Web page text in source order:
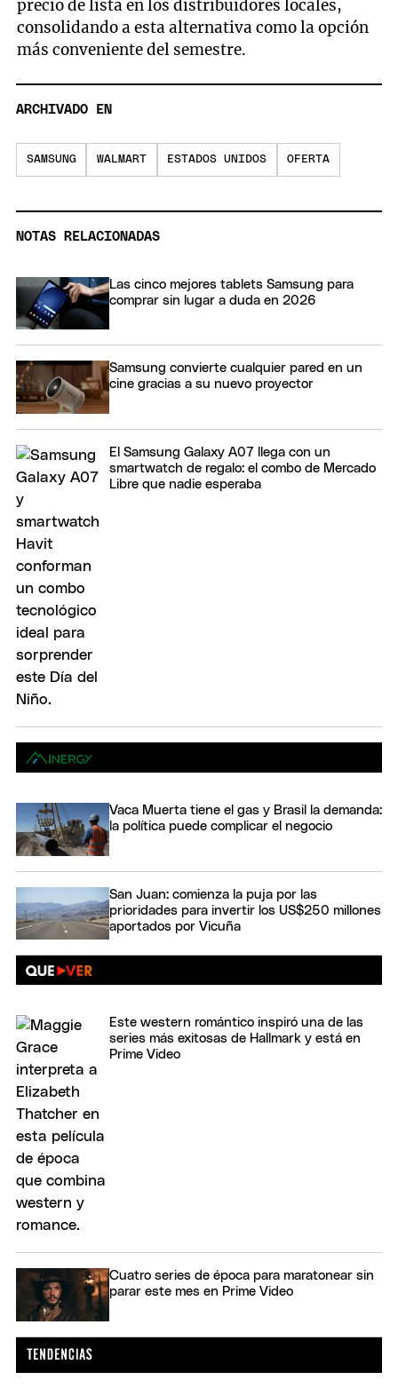
precio de lista en los distribuidores locales,
consolidando a esta alternativa como la opción
más conveniente del semestre.
ARCHIVADO EN
SAMSUNG WALMART ESTADOS UNIDOS OFERTA
NOTAS RELACIONADAS
Las cinco mejores tablets Samsung para
comprar sin lugar a duda en 2026
Samsung convierte cualquier pared en un
cine gracias a su nuevo proyector
El Samsung Galaxy A07 llega con un
smartwatch de regalo: el combo de Mercado
Libre que nadie esperaba
Vaca Muerta tiene el gas y Brasil la demanda:
la política puede complicar el negocio
San Juan: comienza la puja por las
prioridades para invertir los US$250 millones
aportados por Vicuña
Este western romántico inspiró una de las
series más exitosas de Hallmark y está en
Prime Video
Cuatro series de época para maratonear sin
parar este mes en Prime Video